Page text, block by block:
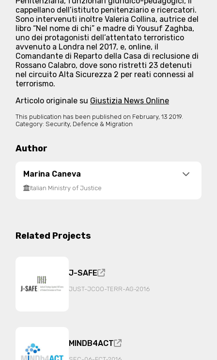
cappellano dell’istituto penitenziario e ricercatori.
Sono intervenuti inoltre Valeria Collina, autrice del
libro “Nel nome di chi” e madre di Yousuf Zaghba,
uno dei protagonisti dell’attentato terroristico
avvenuto a Londra nel 2017, e, online, il
Comandante di Reparto della Casa di reclusione di
Rossano Calabro, dove sono ristretti 23 detenuti
nel circuito Alta Sicurezza 2 per reati connessi al
terrorismo.
Articolo originale su Giustizia News Online
This publication has been published on February, 13 2019.
Category: Security, Defence & Migration
Author
Marina Caneva
Italian Ministry of Justice
Justice. She coordinates and managed multiple
European projects on the topics of judicial
Related Projects
J-SAFE
JUST-JCOO-TERR-AG-2016
MINDB4ACT